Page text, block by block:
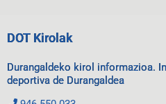
DOT Kirolak
Durangaldeko kirol informazioa.
deportiva de Durangaldea